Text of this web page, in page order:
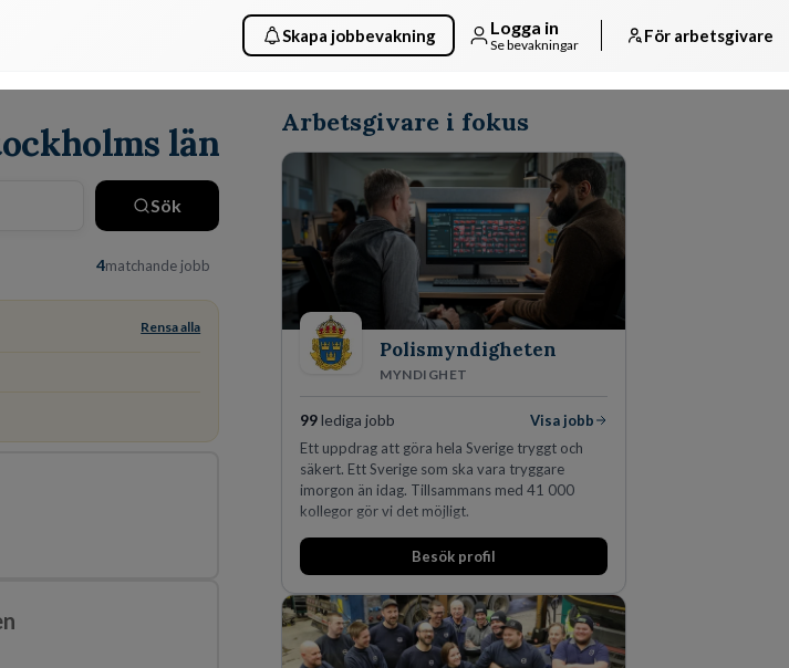
Skapa jobbevakning Logga in
Se bevakningar För arbetsgivare
län
Sök
4matchande jobb
Rensa alla
Arbetsgivare i fokus
Polismyndigheten
MYNDIGHET
99lediga jobb
Visa jobb
Ett uppdrag att göra hela Sverige tryggt och
säkert. Ett Sverige som ska vara tryggare
imorgon än idag. Tillsammans med 41 000
kollegor gör vi det möjligt.
Besök profil